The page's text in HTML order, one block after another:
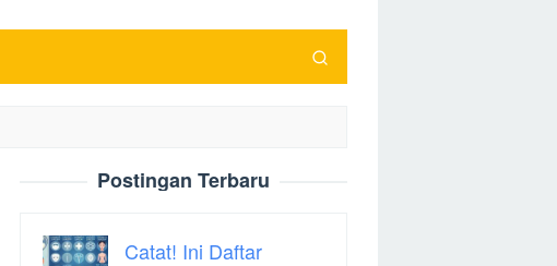
Postingan Terbaru
Catat! Ini Daftar